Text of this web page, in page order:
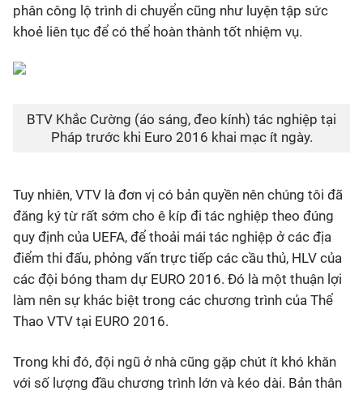
phân công lộ trình di chuyển cũng như luyện tập sức
khoẻ liên tục để có thể hoàn thành tốt nhiệm vụ.
BTV Khắc Cường (áo sáng, đeo kính) tác nghiệp tại
Pháp trước khi Euro 2016 khai mạc ít ngày.
Tuy nhiên, VTV là đơn vị có bản quyền nên chúng tôi đã
đăng ký từ rất sớm cho ê kíp đi tác nghiệp theo đúng
quy định của UEFA, để thoải mái tác nghiệp ở các địa
điểm thi đấu, phỏng vấn trực tiếp các cầu thủ, HLV của
các đội bóng tham dự EURO 2016. Đó là một thuận lợi
làm nên sự khác biệt trong các chương trình của Thể
Thao VTV tại EURO 2016.
Trong khi đó, đội ngũ ở nhà cũng gặp chút ít khó khăn
với số lượng đầu chương trình lớn và kéo dài. Bản thân